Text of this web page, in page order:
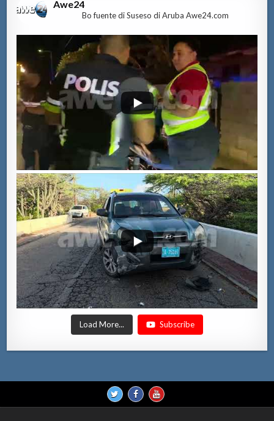
Awe24
Bo fuente di Suseso di Aruba Awe24.com
Load More... Subscribe